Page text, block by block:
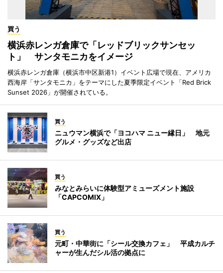
買う
横浜赤レンガ倉庫で「レッドブリックサンセッ
ト」 サンタモニカをイメージ
横浜赤レンガ倉庫（横浜市中区新港1）イベント広場で現在、アメリカ
西海岸「サンタモニカ」をテーマにした夏季限定イベント「Red Brick
Sunset 2026」が開催されている。
買う
ニュウマン横浜で「ヨコハマ ニュー縁日」 地元
グルメ・グッズなど出店
買う
みなとみらいに体験型アミューズメント施設
「CAPCOMIX」
買う
元町・中華街に「シール交換カフェ」 平成カルチ
ャーが生んだシル活の拠点に